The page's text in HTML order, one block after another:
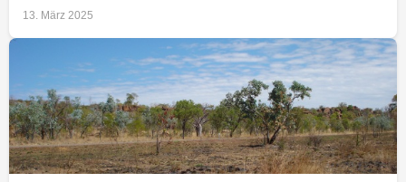
13. März 2025